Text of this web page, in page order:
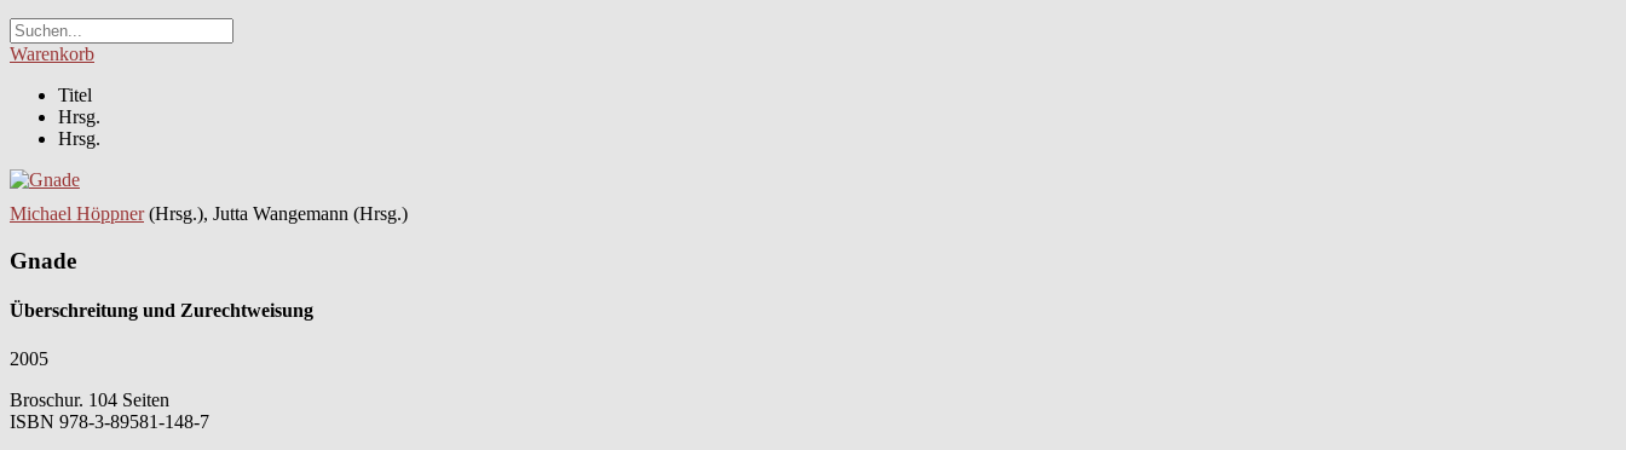
Warenkorb
Titel
Hrsg.
Hrsg.
Michael Höppner(Hrsg.), Jutta Wangemann (Hrsg.)
Gnade
Überschreitung und Zurechtweisung
2005
Broschur. 104 Seiten
ISBN 978-3-89581-148-7